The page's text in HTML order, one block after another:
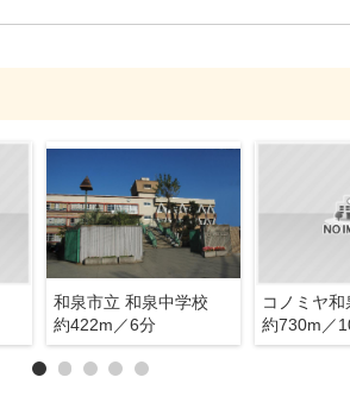
和泉市立 和泉中学校
約422m／6分
コノミヤ
約730m／